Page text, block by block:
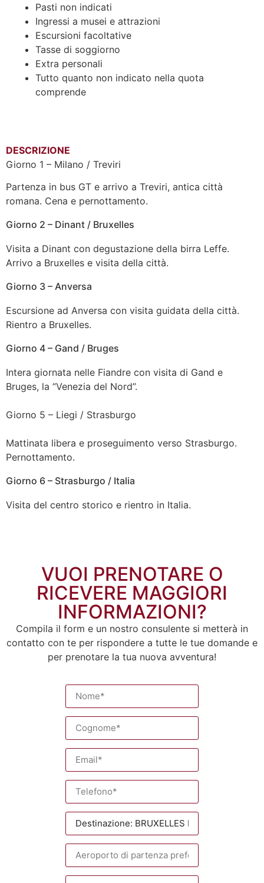
Pasti non indicati
Ingressi a musei e attrazioni
Escursioni facoltative
Tasse di soggiorno
Extra personali
Tutto quanto non indicato nella quota
comprende
DESCRIZIONE
Giorno 1 – Milano / Treviri
Partenza in bus GT e arrivo a Treviri, antica città
romana. Cena e pernottamento.
Giorno 2 – Dinant / Bruxelles
Visita a Dinant con degustazione della birra Leffe.
Arrivo a Bruxelles e visita della città.
Giorno 3 – Anversa
Escursione ad Anversa con visita guidata della città.
Rientro a Bruxelles.
Giorno 4 – Gand / Bruges
Intera giornata nelle Fiandre con visita di Gand e
Bruges, la “Venezia del Nord”.
Giorno 5 – Liegi / Strasburgo
Mattinata libera e proseguimento verso Strasburgo.
Pernottamento.
Giorno 6 – Strasburgo / Italia
Visita del centro storico e rientro in Italia.
VUOI PRENOTARE O
RICEVERE MAGGIORI
INFORMAZIONI?
Compila il form e un nostro consulente si metterà in
contatto con te per rispondere a tutte le tue domande e
per prenotare la tua nuova avventura!